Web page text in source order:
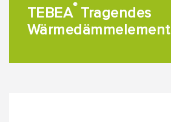
TEBEA® Tragendes
Wärmedämmelement